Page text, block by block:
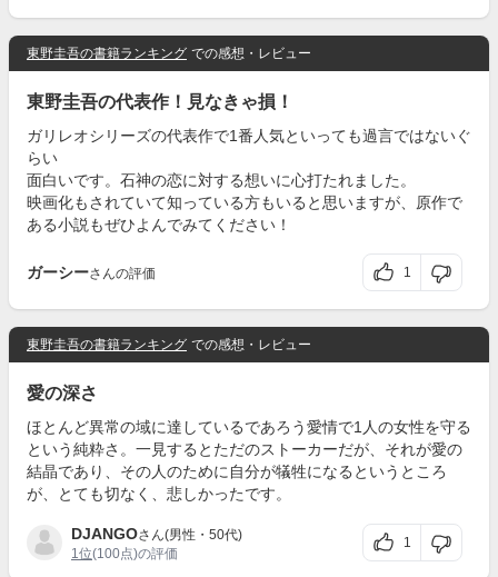
東野圭吾の書籍ランキング での感想・レビュー
東野圭吾の代表作！見なきゃ損！
ガリレオシリーズの代表作で1番人気といっても過言ではないぐ
らい
面白いです。石神の恋に対する想いに心打たれました。
映画化もされていて知っている方もいると思いますが、原作で
ある小説もぜひよんでみてください！
ガーシーさんの評価 1
東野圭吾の書籍ランキング での感想・レビュー
愛の深さ
ほとんど異常の域に達しているであろう愛情で1人の女性を守る
という純粋さ。一見するとただのストーカーだが、それが愛の
結晶であり、その人のために自分が犠牲になるというところ
が、とても切なく、悲しかったです。
DJANGOさん(男性・50代)
1位(100点)の評価
1